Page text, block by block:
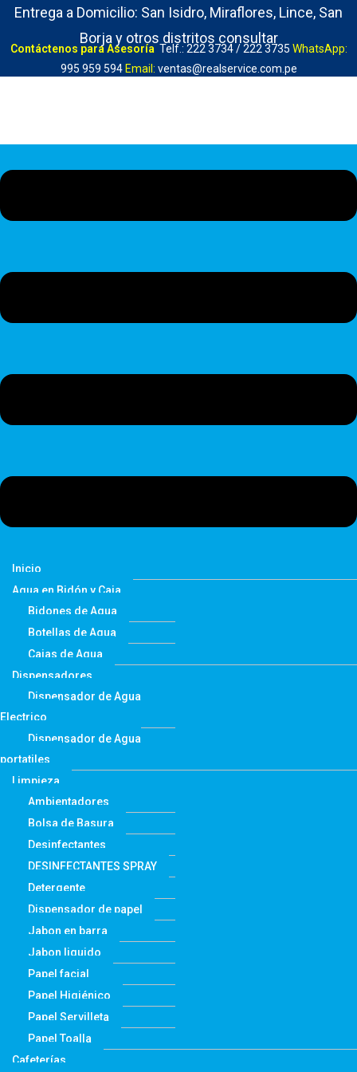
Entrega a Domicilio: San Isidro, Miraflores, Lince, San
Borja y otros distritos consultar
Contáctenos para Asesoría Telf.: 222 3734 / 222 3735 WhatsApp:
995 959 594 Email: ventas@realservice.com.pe
Inicio
Agua en Bidón y Caja
Bidones de Agua
Botellas de Agua
Cajas de Agua
Dispensadores
Dispensador de Agua
Electrico
Dispensador de Agua
portatiles
Limpieza
Ambientadores
Bolsa de Basura
Desinfectantes
DESINFECTANTES SPRAY
Detergente
Dispensador de papel
Jabon en barra
Jabon liquido
Papel facial
Papel Higiénico
Papel Servilleta
Papel Toalla
Cafeterías